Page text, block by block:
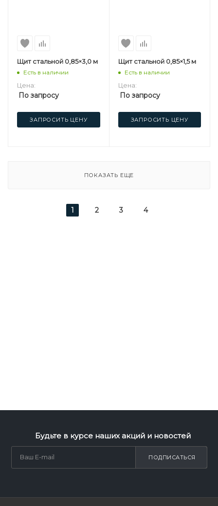
Щит стальной 0,85×3,0 м
Есть в наличии
Цена:
По запросу
ЗАПРОСИТЬ ЦЕНУ
Щит стальной 0,85×1,5 м
Есть в наличии
Цена:
По запросу
ЗАПРОСИТЬ ЦЕНУ
ПОКАЗАТЬ ЕЩЕ
1 2 3 4
Будьте в курсе наших акций и новостей
ПОДПИСАТЬСЯ